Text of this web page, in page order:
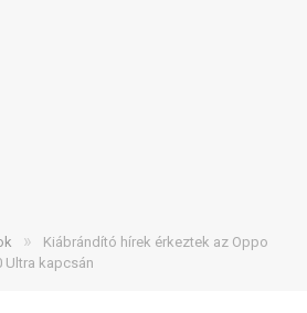
»
Kiábrándító hírek érkeztek az Oppo
Ultra kapcsán